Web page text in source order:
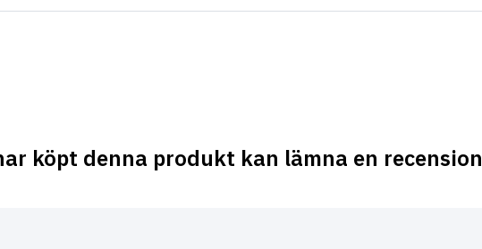
köpt denna produkt kan lämna en recension